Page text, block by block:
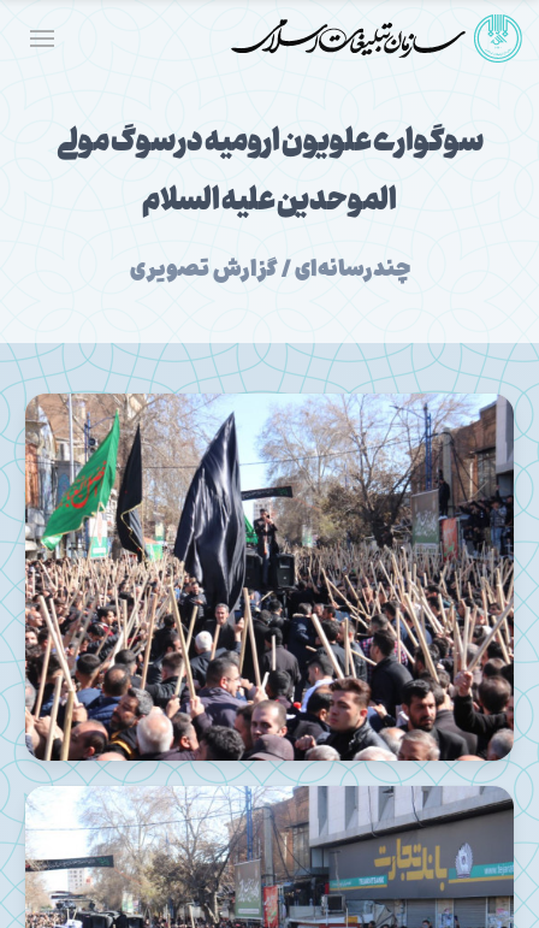
سوگواری علویون ارومیه در سوگ مولی
الموحدین علیه السلام
چندرسانه‌ای / گزارش تصویری